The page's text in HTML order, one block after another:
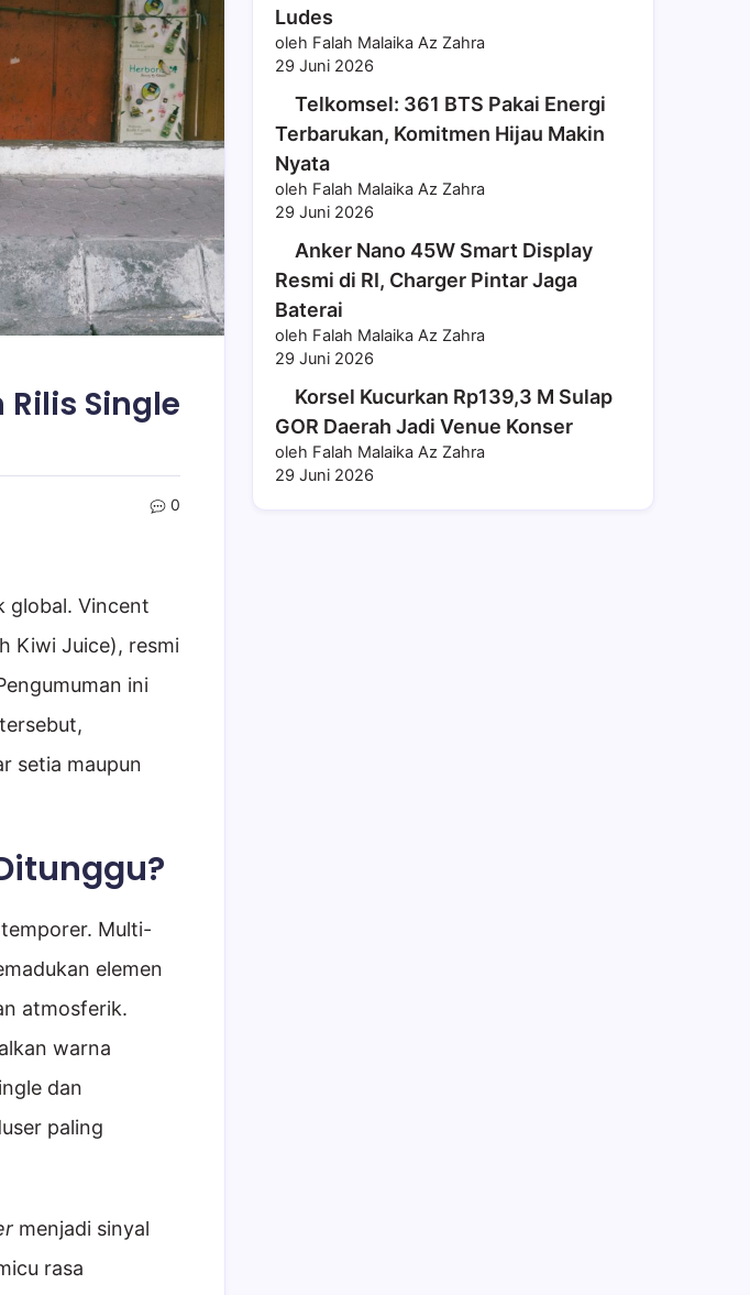
Single
0
global. Vincent
Kiwi Juice), resmi
ini
setia maupun
Multi-
elemen
atmosferik.
warna
dan
paling
menjadi sinyal
rasa
Ludes
oleh Falah Malaika Az Zahra
29 Juni 2026
Telkomsel: 361 BTS Pakai Energi
Terbarukan, Komitmen Hijau Makin
Nyata
oleh Falah Malaika Az Zahra
29 Juni 2026
Anker Nano 45W Smart Display
Resmi di RI, Charger Pintar Jaga
Baterai
oleh Falah Malaika Az Zahra
29 Juni 2026
Korsel Kucurkan Rp139,3 M Sulap
GOR Daerah Jadi Venue Konser
oleh Falah Malaika Az Zahra
29 Juni 2026